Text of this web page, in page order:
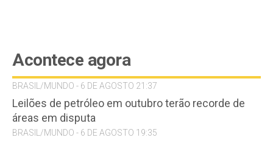
Acontece agora
BRASIL/MUNDO - 6 DE AGOSTO 21:37
Leilões de petróleo em outubro terão recorde de
áreas em disputa
BRASIL/MUNDO - 6 DE AGOSTO 19:35